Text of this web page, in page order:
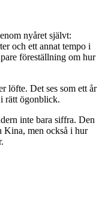
nyåret självt:
och ett annat tempo i
föreställning om hur
löfte. Det ses som ett år
rätt ögonblick.
inte bara siffra. Den
Kina, men också i hur